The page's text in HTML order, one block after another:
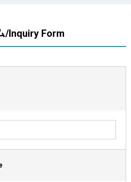
/Inquiry Form